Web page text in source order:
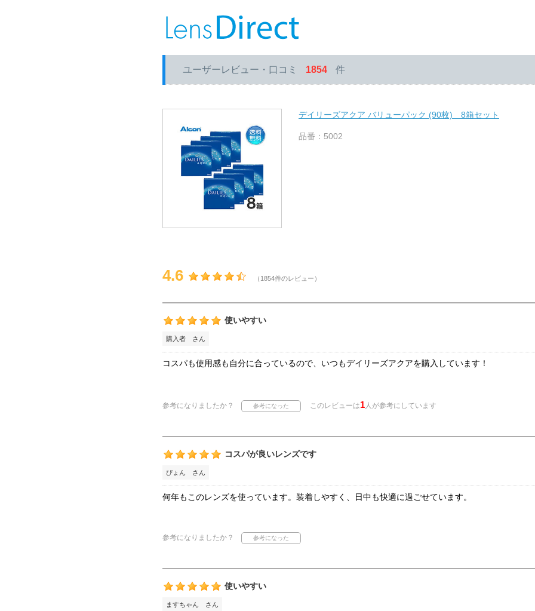
ユーザーレビュー・口コミ 1854 件
デイリーズアクア バリューパック (90枚) 8箱セット
品番：5002
4.6 （1854件のレビュー）
使いやすい
購入者 さん
コスパも使用感も自分に合っているので、いつもデイリーズアクアを購入しています！
参考になりましたか？ このレビューは1人が参考にしています
コスパが良いレンズです
ぴょん さん
何年もこのレンズを使っています。装着しやすく、日中も快適に過ごせています。
参考になりましたか？
使いやすい
ますちゃん さん